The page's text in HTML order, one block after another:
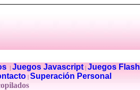
| Juegos Javascript| Juegos Flash
Superación Personal